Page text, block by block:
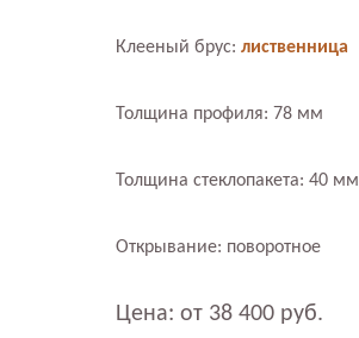
Клееный брус: лиственница
Толщина профиля: 78 мм
Толщина стеклопакета: 40 мм
Открывание: поворотное
Цена: от 38 400 руб.